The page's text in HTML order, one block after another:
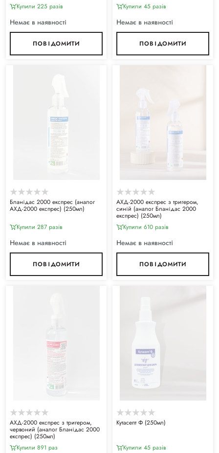
Купили 225 разiв
Немає в наявності
ПОВІДОМИТИ
Купили 45 разiв
Немає в наявності
ПОВІДОМИТИ
Бланідас 2000 експрес (аналог
АХД-2000 експрес) (250мл)
Купили 287 разiв
Немає в наявності
ПОВІДОМИТИ
АХД-2000 експрес з тригером,
синій (аналог Бланідас 2000
експрес) (250мл)
Купили 610 разiв
Немає в наявності
ПОВІДОМИТИ
АХД-2000 експрес з тригером,
червоний (аналог Бланідас 2000
експрес) (250мл)
Купили 891 раз
Кутасепт Ф (250мл)
Купили 45 разiв